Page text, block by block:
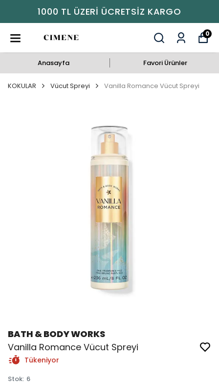
1000 TL ÜZERI ÜCRETSIZ KARGO
0
Anasayfa Favori Ürünler
KOKULAR Vücut Spreyi Vanilla Romance Vücut Spreyi
BATH & BODY WORKS
Vanilla Romance Vücut Spreyi
Tükeniyor
Stok: 6